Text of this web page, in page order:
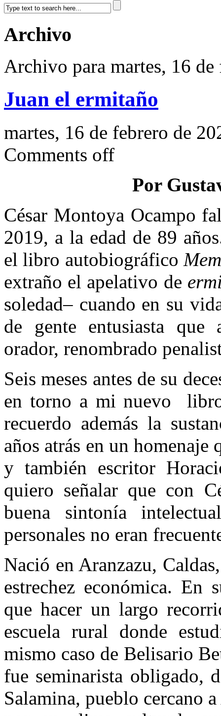
Archivo
Archivo para martes, 16
Juan el ermitaño
martes, 16 de febrero de
Comments off
Por
César Montoya Ocampo
2019, a la edad de 89
el libro autobiográfico
extraño el apelativo de
soledad– cuando en su
de gente entusiasta que
orador, renombrado
Seis meses antes de su
en torno a mi nuevo
recuerdo además la
años atrás en un homenaje
y también escritor
quiero señalar que con
buena sintonía
personales no eran
Nació en Aranzazu,
estrechez económica. En
que hacer un largo
escuela rural donde
mismo caso de Belisario
fue seminarista obligado,
Salamina, pueblo cercano